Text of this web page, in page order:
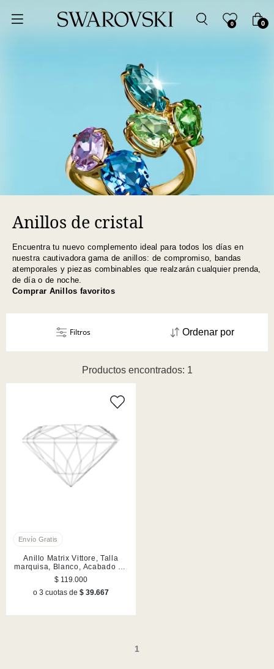
0 0
Anillos de cristal
Encuentra tu nuevo complemento ideal para todos los días en
nuestra cautivadora gama de anillos: de compromiso, bandas
atemporales y piezas combinables que realzarán cualquier prenda,
de día o de noche.
Comprar Anillos favoritos
Productos encontrados: 1
Ordenar por
Ordenar por
Fecha de lanzamiento
Mejor descuento
Filtros
Anillo Matrix Vittore, Talla
marquisa, Blanco, Acabado en
tono oro rosa
$ 119.000
o 3 cuotas de $ 39.667
1